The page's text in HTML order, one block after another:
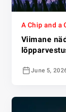
A Chip and a
Viimane
June 5,